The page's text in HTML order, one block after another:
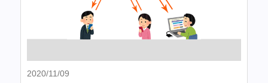
2020/11/09